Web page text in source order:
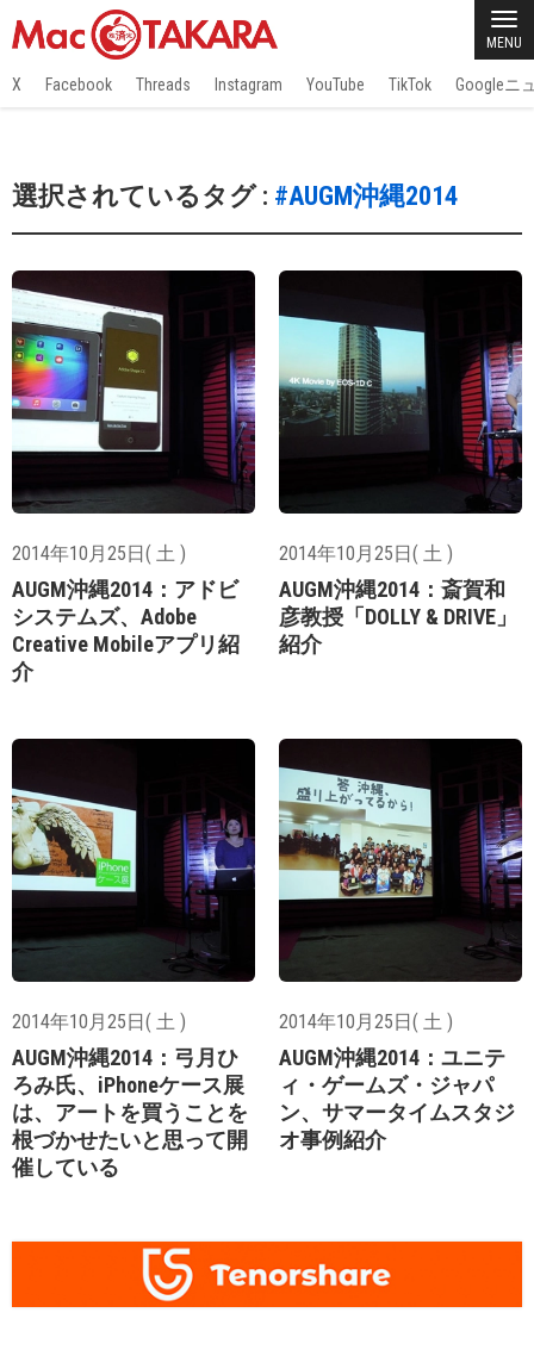
MENU
X Facebook Threads Instagram YouTube TikTok Googleニ
選択されているタグ : #AUGM沖縄2014
2014年10月25日( 土 )
AUGM沖縄2014：アドビ
システムズ、Adobe
Creative Mobileアプリ紹
介
2014年10月25日( 土 )
AUGM沖縄2014：斎賀和
彦教授「DOLLY & DRIVE」
紹介
2014年10月25日( 土 )
AUGM沖縄2014：弓月ひ
ろみ氏、iPhoneケース展
は、アートを買うことを
根づかせたいと思って開
催している
2014年10月25日( 土 )
AUGM沖縄2014：ユニテ
ィ・ゲームズ・ジャパ
ン、サマータイムスタジ
オ事例紹介